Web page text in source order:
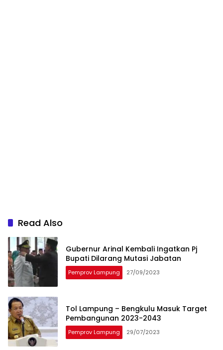
Read Also
Gubernur Arinal Kembali Ingatkan Pj
Bupati Dilarang Mutasi Jabatan
Pemprov Lampung 27/09/2023
Tol Lampung – Bengkulu Masuk Target
Pembangunan 2023-2043
Pemprov Lampung 29/07/2023